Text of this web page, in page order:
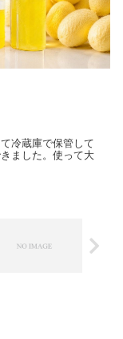
冷蔵庫で保管して
ました。使って大